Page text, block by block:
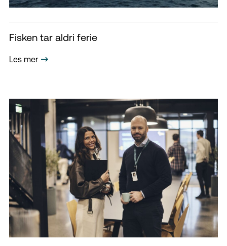
Fisken tar aldri ferie
Les mer